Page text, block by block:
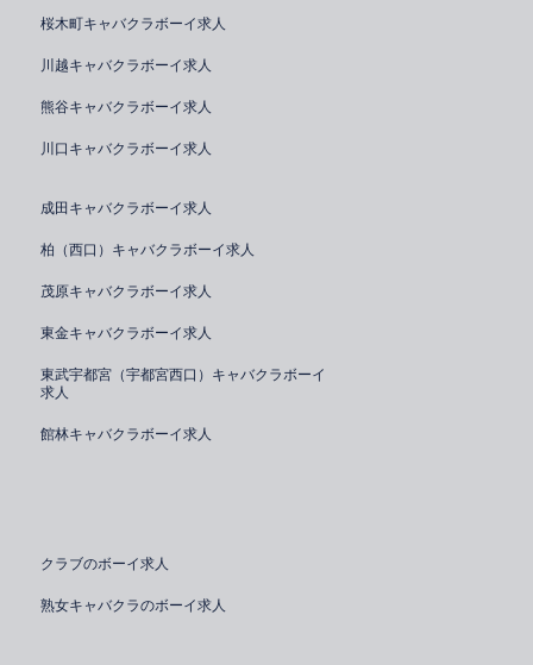
桜木町キャバクラボーイ求人
川越キャバクラボーイ求人
熊谷キャバクラボーイ求人
川口キャバクラボーイ求人
成田キャバクラボーイ求人
柏（西口）キャバクラボーイ求人
茂原キャバクラボーイ求人
東金キャバクラボーイ求人
東武宇都宮（宇都宮西口）キャバクラボーイ
求人
館林キャバクラボーイ求人
クラブのボーイ求人
熟女キャバクラのボーイ求人